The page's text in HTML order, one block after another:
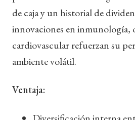
de caja y un historial de
innovaciones en inmunología,
cardiovascular refuerzan su
ambiente volátil.
Ventaja: